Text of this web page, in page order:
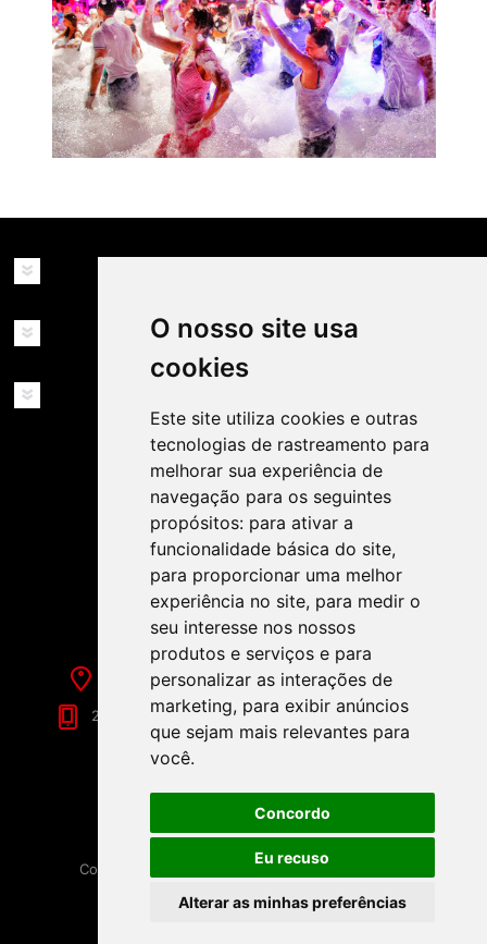
O nosso site usa
cookies
Este site utiliza cookies e outras
tecnologias de rastreamento para
melhorar sua experiência de
navegação para os seguintes
propósitos: para ativar a
funcionalidade básica do site,
para proporcionar uma melhor
experiência no site, para medir o
seu interesse nos nossos
produtos e serviços e para
personalizar as interações de
marketing, para exibir anúncios
que sejam mais relevantes para
você.
Concordo
Eu recuso
Alterar as minhas preferências
MINHA CONTA
SIGA-NOS NAS REDES SOCIAIS!
Rua de Évora, 70-C - Reguengos de Monsaraz
266 040 688 (Chamada para a Rede Fixa Nacional)
Copyright © 2026 Festamania. Todos os direitos
Powered bynopCommerce